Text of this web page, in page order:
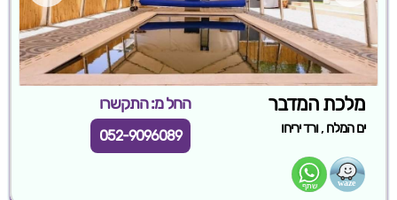
מלכת המדבר החל מ: התקשרו
ים המלח ,ורד יריחו 052-9096089